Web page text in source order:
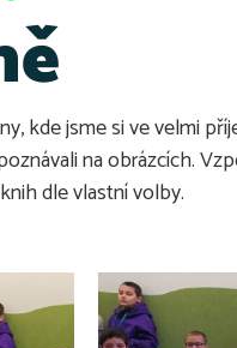
kde jsme si ve velmi
na obrázcích.
dle vlastní volby.